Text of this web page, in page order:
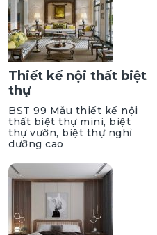
Thiết kế nội thất biệt
thự
BST 99 Mẫu thiết kế nội
thất biệt thự mini, biệt
thự vườn, biệt thự nghỉ
dưỡng cao